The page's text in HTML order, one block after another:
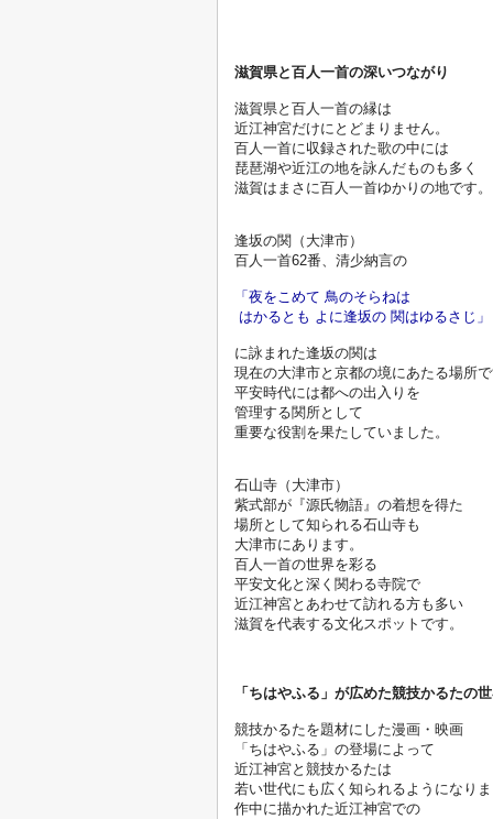
滋賀県と百人一首の深いつながり
滋賀県と百人一首の縁は
近江神宮だけにとどまりません。
百人一首に収録された歌の中には
琵琶湖や近江の地を詠んだものも多く
滋賀はまさに百人一首ゆかりの地です。
逢坂の関（大津市）
百人一首62番、清少納言の
「夜をこめて 鳥のそらねは
はかるとも よに逢坂の 関はゆるさじ」
に詠まれた逢坂の関は
現在の大津市と京都の境にあたる場所
平安時代には都への出入りを
管理する関所として
石山寺（大津市）
紫式部が『源氏物語』の着想を得た
場所として知られる石山寺も
大津市にあります。
百人一首の世界を彩る
平安文化と深く関わる寺院で
近江神宮とあわせて訪れる方も多い
「ちはやふる」が広めた競技かるたの
競技かるたを題材にした漫画・映画
「ちはやふる」の登場によって
近江神宮と競技かるたは
若い世代にも広く知られるようになり
作中に描かれた近江神宮での